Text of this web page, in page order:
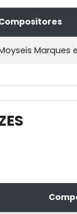
Marques